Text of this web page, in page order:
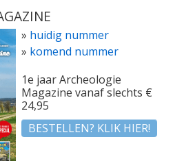
» huidig nummer
» komend nummer
1e jaar Archeologie
Magazine vanaf slechts €
24,95
BESTELLEN? KLIK HIER!